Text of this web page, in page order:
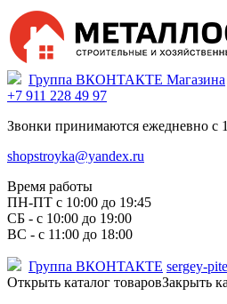
Группа ВКОНТАКТЕ Магазина
+7 911 228 49 97
Звонки принимаются ежедневно с
shopstroyka@yandex.ru
Время работы
ПН-ПТ c 10:00 до 19:45
СБ - с 10:00 до 19:00
ВС - с 11:00 до 18:00
Группа ВКОНТАКТЕ sergey-
Открыть каталог товаровЗакрыть